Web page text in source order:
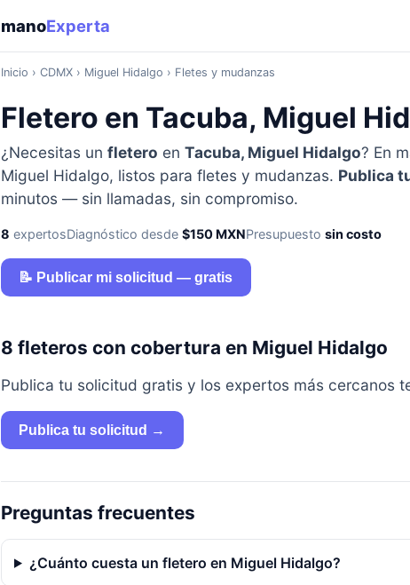
manoExperta
Inicio › CDMX› Miguel Hidalgo › Fletes y mudanzas
Fletero en Tacuba, Miguel
¿Necesitas un fletero en Tacuba, Miguel Hidalgo? En
Miguel Hidalgo, listos para fletes y mudanzas. Publica
minutos — sin llamadas, sin compromiso.
8 expertosDiagnóstico desde $150 MXNPresupuesto sin costo
📝 Publicar mi solicitud — gratis
8 fleteros con cobertura en Miguel Hidalgo
Publica tu solicitud gratis y los expertos más cercanos
Publica tu solicitud →
Preguntas frecuentes
¿Cuánto cuesta un fletero en Miguel Hidalgo?